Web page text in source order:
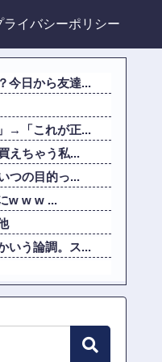
ライバシーポリシー
今日から友達...
→「これが正...
えちゃう私...
つの目的っ...
w w w ...
いう論調。ス...